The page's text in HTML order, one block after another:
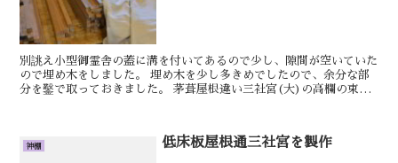
別誂え小型御霊舎の蓋に溝を付いてあるので少し、隙間が空いていた
ので埋め木をしました。 埋め木を少し多きめでしたので、余分な部
分を鑿で取っておきました。 茅葺屋根違い三社宮(大)の高欄の束柱
神棚 低床板屋根通三社宮を製作